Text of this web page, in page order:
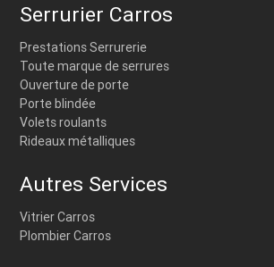
Serrurier Carros
Prestations Serrurerie
Toute marque de serrures
Ouverture de porte
Porte blindée
Volets roulants
Rideaux métalliques
Autres Services
Vitrier Carros
Plombier Carros